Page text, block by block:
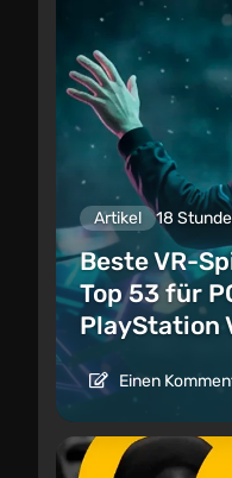
Artikel 18
Beste VR-
Top 53 für
PlayStation
Einen